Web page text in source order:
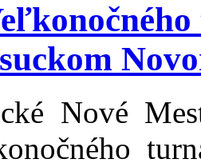
Nové